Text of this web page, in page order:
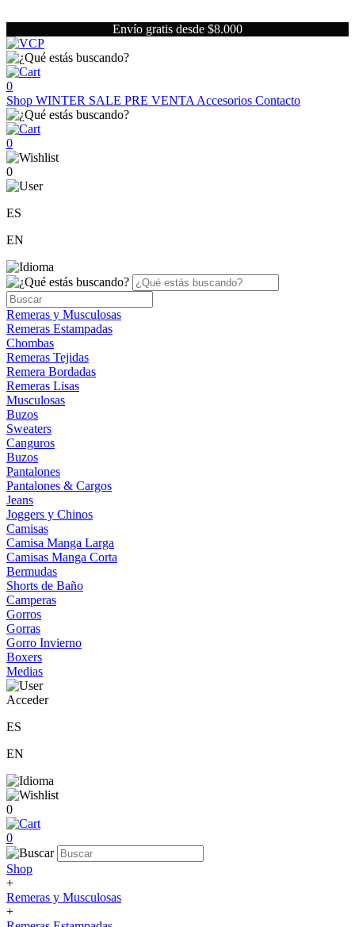
Envío gratis desde $8.000
0
Shop WINTER SALE PRE VENTA Accesorios Contacto
0
0
ES
EN
Remeras y Musculosas
Remeras Estampadas
Chombas
Remeras Tejidas
Remera Bordadas
Remeras Lisas
Musculosas
Buzos
Sweaters
Canguros
Buzos
Pantalones
Pantalones & Cargos
Jeans
Joggers y Chinos
Camisas
Camisa Manga Larga
Camisas Manga Corta
Bermudas
Shorts de Baño
Camperas
Gorros
Gorras
Gorro Invierno
Boxers
Medias
Acceder
ES
EN
0
0
Shop
+
Remeras y Musculosas
+